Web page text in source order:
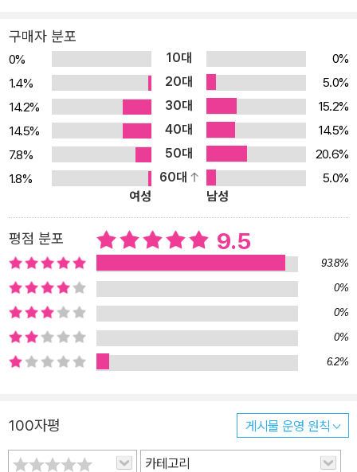
구매자 분포
0% 10대
0%
1.4%
20대
5.0%
14.2%
30대
15.2%
14.5%
40대
14.5%
7.8%
50대
20.6%
1.8%
60대
5.0%
여성
남성
평점 분포 9.5
93.8%
0%
0%
0%
6.2%
100자평 게시물 운영 원칙
카테고리